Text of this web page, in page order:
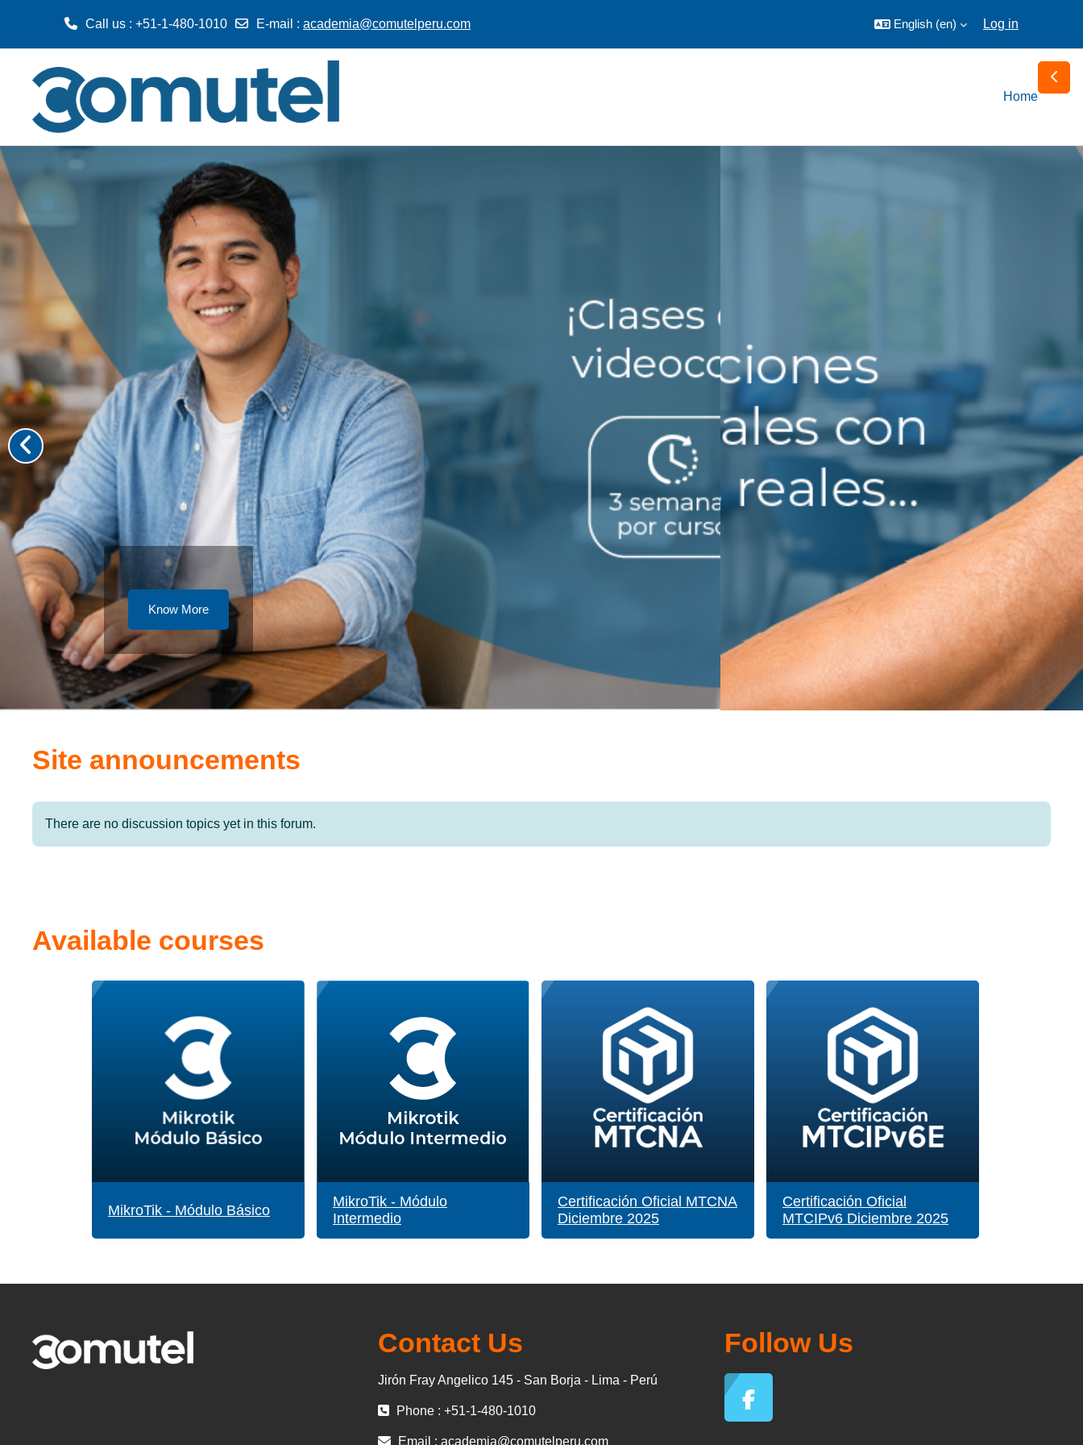
Call us : +51-1-480-1010 E-mail : academia@comutelperu.com English ‎(en)‎ Log in
Home
Open
Site announcements
There are no discussion topics yet in this forum.
Available courses
MikroTik - Módulo Básico
MikroTik - Módulo
Intermedio
Certificación Oficial MTCNA
Diciembre 2025
Certificación Oficial
MTCIPv6 Diciembre 2025
Contact Us
Jirón Fray Angelico 145 - San Borja - Lima - Perú
Phone : +51-1-480-1010
Email :academia@comutelperu.com
Follow Us